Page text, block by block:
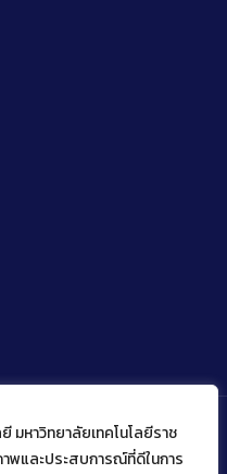
มหาวิทยาลัยเทคโนโลยีราช
พและประสบการณ์ที่ดีในการ